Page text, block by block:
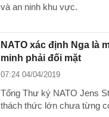
và an ninh khu vực.
NATO xác định Nga là
minh phải đối mặt
07:24 04/04/2019
Tổng Thư ký NATO Jens
thách thức lớn chưa từng